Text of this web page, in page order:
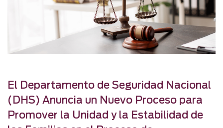
El Departamento de Seguridad Nacional
(DHS) Anuncia un Nuevo Proceso para
Promover la Unidad y la Estabilidad de